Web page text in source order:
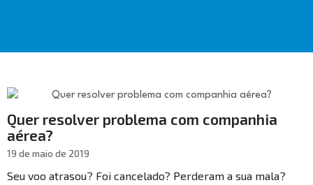
Quer resolver problema com companhia
aérea?
19 de maio de 2019
Seu voo atrasou? Foi cancelado? Perderam a sua mala?